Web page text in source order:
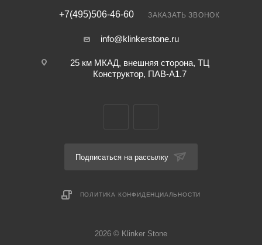
+7(495)506-46-60 ЗАКАЗАТЬ ЗВОНОК
info@klinkerstone.ru
25 км МКАД, внешняя сторона, ТЦ
Конструктор, ПАВ-А1.7
Подписаться на рассылку
ПОЛИТИКА КОНФИДЕНЦИАЛЬНОСТИ
2026 © Klinker Stone